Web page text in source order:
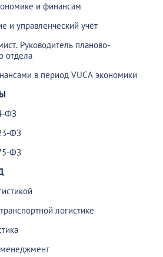
и финансам
и управленческий учёт
Руководитель планово-
отдела
в период VUCA экономики
ФЗ
ФЗ
ФЗ
логистике
менеджмент